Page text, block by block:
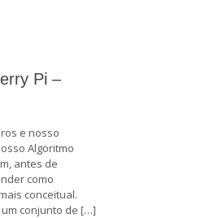
Pi –
e nosso
Algoritmo
antes de
como
conceitual.
conjunto de […]